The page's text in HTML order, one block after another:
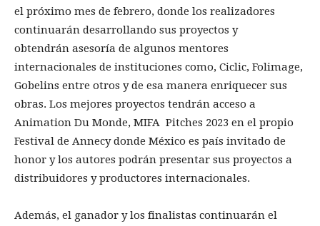
el próximo mes de febrero, donde los realizadores
continuarán desarrollando sus proyectos y
obtendrán asesoría de algunos mentores
internacionales de instituciones como, Ciclic, Folimage,
Gobelins entre otros y de esa manera enriquecer sus
obras. Los mejores proyectos tendrán acceso a
Animation Du Monde, MIFA Pitches 2023 en el propio
Festival de Annecy donde México es país invitado de
honor y los autores podrán presentar sus proyectos a
distribuidores y productores internacionales.
Además, el ganador y los finalistas continuarán el